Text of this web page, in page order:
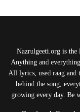
Nazrulgeeti.org is
Anything and
All lyrics, used raag and
behind the song,
growing every day. Be